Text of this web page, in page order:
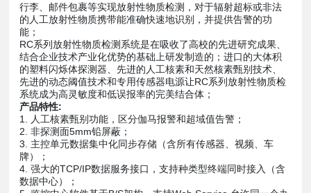
行李、邮件包裹等实现放射性物质检测，对于辐射超标或非法
的人工放射性物质携带能准确快速地识别，并提供告警的功
能；
RC系列放射性物质检测系统是在吸收了高校的先进研究成果、
结合企业技术产业化优势的基础上研发制造的；进口的大体积
的塑料闪烁体探测器、先进的人工核素和天然核素甄别技术、
先进的动态阈值技术和专用传感器电源让RC系列放射性物质检
系统成为高灵敏度和低误报率的完美结合体；
产品特性:
1. 人工核素甄别功能，区分伽马报警和超域值告警；
2. 非探测面5mm铅屏蔽；
3. 主控单元数据集中化同步存储（含所有传感器、视频、车
牌）；
4. 强大的TCP/IP数据服务接口，支持种类型终端同时接入（含
数据中心）；